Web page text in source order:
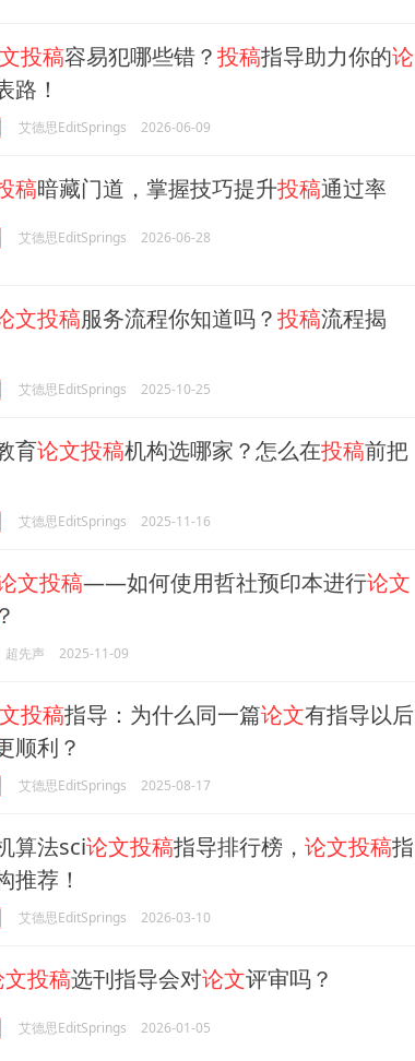
投稿容易犯哪些错？投稿指导助力你的论
路！
艾德思EditSprings 2026-06-09
稿暗藏门道，掌握技巧提升投稿通过率
艾德思EditSprings 2026-06-28
文投稿服务流程你知道吗？投稿流程揭
艾德思EditSprings 2025-10-25
育论文投稿机构选哪家？怎么在投稿前把
艾德思EditSprings 2025-11-16
文投稿——如何使用哲社预印本进行论文
？
超先声 2025-11-09
投稿指导：为什么同一篇论文有指导以后
顺利？
艾德思EditSprings 2025-08-17
算法sci论文投稿指导排行榜， 论文投稿指
推荐！
艾德思EditSprings 2026-03-10
投稿选刊指导会对论文评审吗？
艾德思EditSprings 2026-01-05